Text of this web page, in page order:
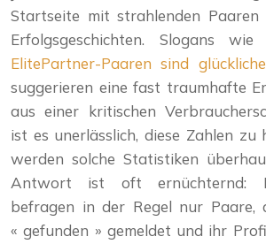
Startseite mit strahlenden Paaren
Erfolgsgeschichten. Slogans
ElitePartner-Paaren sind
suggerieren eine fast traumhafte
aus einer kritischen
ist es unerlässlich, diese Zahlen zu
werden solche Statistiken
Antwort ist oft ernüchternd:
befragen in der Regel nur Paare,
« gefunden » gemeldet und ihr